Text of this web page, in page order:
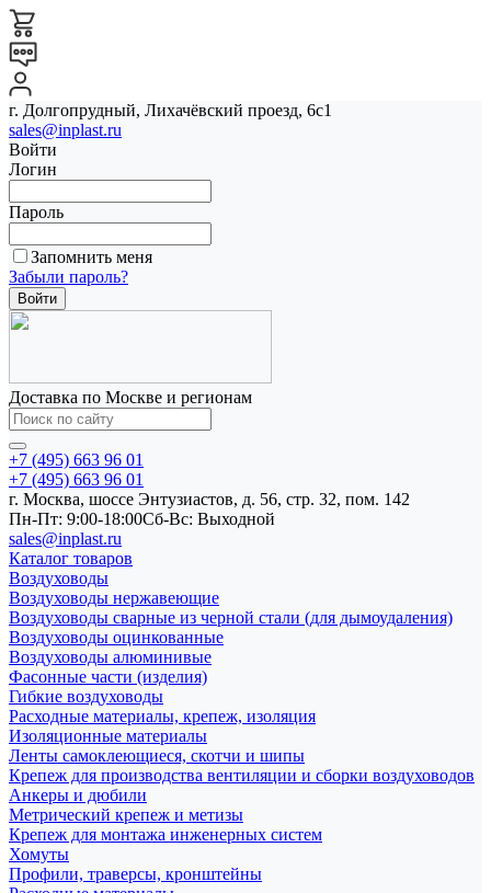
г. Долгопрудный, Лихачёвский проезд, 6с1
sales@inplast.ru
Войти
Логин
Пароль
Запомнить меня
Забыли пароль?
Доставка по Москве и регионам
+7 (495) 663 96 01
+7 (495) 663 96 01
г. Москва, шоссе Энтузиастов, д. 56, стр. 32, пом. 142
Пн-Пт: 9:00-18:00Cб-Вс: Выходной
sales@inplast.ru
Каталог товаров
Воздуховоды
Воздуховоды нержавеющие
Воздуховоды сварные из черной стали (для дымоудаления)
Воздуховоды оцинкованные
Воздуховоды алюминивые
Фасонные части (изделия)
Гибкие воздуховоды
Расходные материалы, крепеж, изоляция
Изоляционные материалы
Ленты самоклеющиеся, скотчи и шипы
Крепеж для производства вентиляции и сборки воздуховодов
Анкеры и дюбили
Метрический крепеж и метизы
Крепеж для монтажа инженерных систем
Хомуты
Профили, траверсы, кронштейны